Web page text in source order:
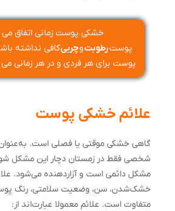
خشکی پوست زمانی اتفاق می
پوسترطوبتوچربیکافی نداشته
پوست برای هر فردی و در هر زمانی می
علائم خشکی پوست
گاهی خشکی موقتی یا فصلی است.
شخصی فقط در زمستان دچار این مشکل
مشکل دائمی است و آزاردهنده می‌شود.
خشک‌شدن، سن، وضعیت سلامتی، رنگ
متفاوت است. علائم معمولا عبارت‌اند از: